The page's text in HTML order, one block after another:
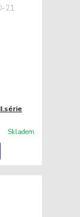
Skladem